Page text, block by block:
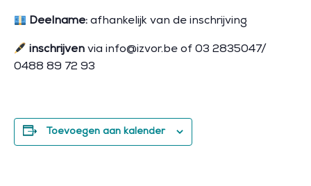
Deelname: afhankelijk van de inschrijving
inschrijven via info@izvor.be of 03 2835047/
0488 89 72 93
Toevoegen aan kalender